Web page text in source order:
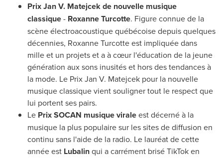
Prix Jan V. Matejcek de nouvelle musique
classique- Roxanne Turcotte. Figure connue de la
scène électroacoustique québécoise depuis quelques
décennies, Roxanne Turcotteest impliquée dans
mille et un projets et a à cœur l'éducation de la jeune
génération aux sons inusités et hors des tendances à
la mode. Le Prix Jan V. Matejcek pour la nouvelle
musique classique vient souligner tout le respect que
lui portent ses pairs.
Le Prix SOCAN musique viraleest décerné à la
musique la plus populaire sur les sites de diffusion en
continu sans l'aide de la radio. Le lauréat de cette
année est Lubalinqui a carrément brisé TikTok en